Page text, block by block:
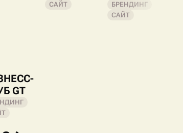
GT
САЙТ
БРЕНДИНГ
САЙТ